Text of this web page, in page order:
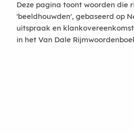
Deze pagina toont woorden die
'beeldhouwden', gebaseerd op
uitspraak en
in het Van Dale